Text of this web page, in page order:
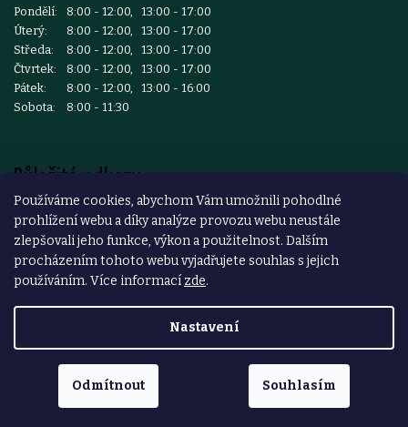
Používáme cookies, abychom Vám umožnili pohodlné
prohlížení webu a díky analýze provozu webu neustále
zlepšovali jeho funkce, výkon a použitelnost. Dalším
procházením tohoto webu vyjadřujete souhlas s jejich
používáním. Více informací zde.
Nastavení
Odmítnout Souhlasím
Pondělí:
8:00 - 12:00, 13:00 - 17:00
Úterý:
8:00 - 12:00, 13:00 - 17:00
Středa:
8:00 - 12:00, 13:00 - 17:00
Čtvrtek:
8:00 - 12:00, 13:00 - 17:00
Pátek:
8:00 - 12:00, 13:00 - 16:00
Sobota:
8:00 - 11:30
Důležité odkazy
Reklamace a vrácení zboží
Obchodní podmínky
Podmínky ochrany osobních údajů
Vytvořil Shoptet